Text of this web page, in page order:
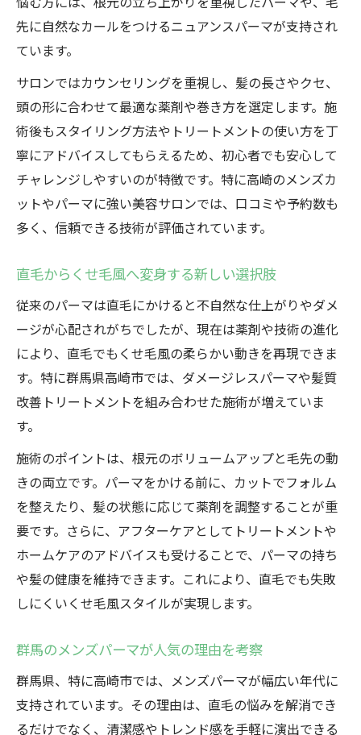
先に自然なカールをつけるニュアンスパーマが支持され
ています。
サロンではカウンセリングを重視し、髪の長さやクセ、
頭の形に合わせて最適な薬剤や巻き方を選定します。施
術後もスタイリング方法やトリートメントの使い方を丁
寧にアドバイスしてもらえるため、初心者でも安心して
チャレンジしやすいのが特徴です。特に高崎のメンズカ
ットやパーマに強い美容サロンでは、口コミや予約数も
多く、信頼できる技術が評価されています。
直毛からくせ毛風へ変身する新しい選択肢
従来のパーマは直毛にかけると不自然な仕上がりやダメ
ージが心配されがちでしたが、現在は薬剤や技術の進化
により、直毛でもくせ毛風の柔らかい動きを再現できま
す。特に群馬県高崎市では、ダメージレスパーマや髪質
改善トリートメントを組み合わせた施術が増えていま
す。
施術のポイントは、根元のボリュームアップと毛先の動
きの両立です。パーマをかける前に、カットでフォルム
を整えたり、髪の状態に応じて薬剤を調整することが重
要です。さらに、アフターケアとしてトリートメントや
ホームケアのアドバイスも受けることで、パーマの持ち
や髪の健康を維持できます。これにより、直毛でも失敗
しにくいくせ毛風スタイルが実現します。
群馬のメンズパーマが人気の理由を考察
群馬県、特に高崎市では、メンズパーマが幅広い年代に
支持されています。その理由は、直毛の悩みを解消でき
るだけでなく、清潔感やトレンド感を手軽に演出できる